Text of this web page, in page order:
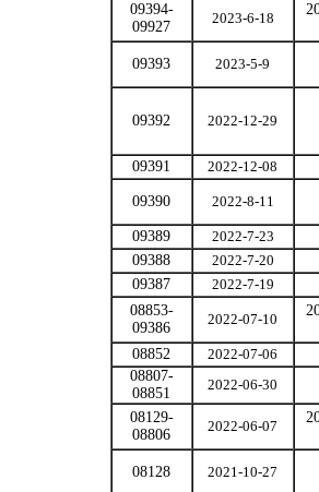
09394-
09927
2023-6-18
09393
2023-5-9
09392 2022-12-29
09391 2022-12-08
09390
2022-8-11
09389
2022-7-23
09388
2022-7-20
09387
2022-7-19
08853-
09386
2022-07-10
08852
2022-07-06
08807-
08851
2022-06-30
08129-
08806
2022-06-07
08128
2021-10-27